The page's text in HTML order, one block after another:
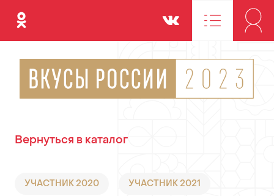
Одноклассники Вконтакте
Вернуться в каталог
УЧАСТНИК 2020 УЧАСТНИК 2021